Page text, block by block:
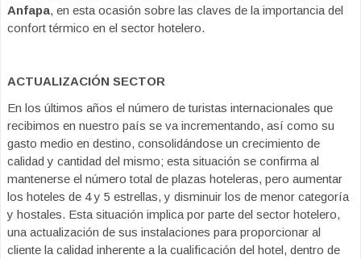
Anfapa, en esta ocasión sobre las claves de la importancia del
confort térmico en el sector hotelero.
ACTUALIZACIÓN SECTOR
En los últimos años el número de turistas internacionales que
recibimos en nuestro país se va incrementando, así como su
gasto medio en destino, consolidándose un crecimiento de
calidad y cantidad del mismo; esta situación se confirma al
mantenerse el número total de plazas hoteleras, pero aumentar
los hoteles de 4 y 5 estrellas, y disminuir los de menor categoría
y hostales. Esta situación implica por parte del sector hotelero,
una actualización de sus instalaciones para proporcionar al
cliente la calidad inherente a la cualificación del hotel, dentro de